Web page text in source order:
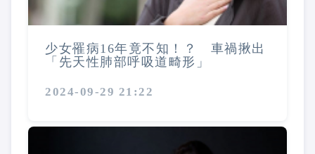
少女罹病16年竟不知！？ 車禍揪出
「先天性肺部呼吸道畸形」
2024-09-29 21:22